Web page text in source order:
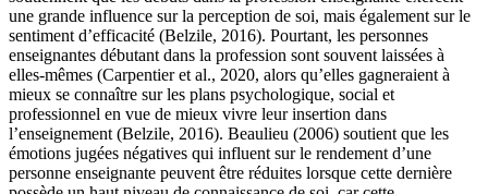
une grande influence sur la perception de soi, mais également sur le
sentiment d’efficacité (Belzile, 2016). Pourtant, les personnes
enseignantes débutant dans la profession sont souvent laissées à
elles-mêmes (Carpentier et al., 2020, alors qu’elles gagneraient à
mieux se connaître sur les plans psychologique, social et
professionnel en vue de mieux vivre leur insertion dans
l’enseignement (Belzile, 2016). Beaulieu (2006) soutient que les
émotions jugées négatives qui influent sur le rendement d’une
personne enseignante peuvent être réduites lorsque cette dernière